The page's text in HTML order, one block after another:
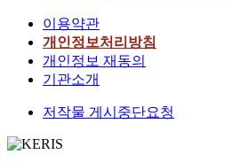
이용약관
개인정보처리방침
개인정보 재동의
기관소개
저작물 게시중단요청